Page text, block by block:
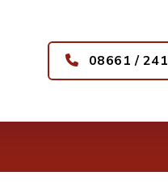
08661 / 241